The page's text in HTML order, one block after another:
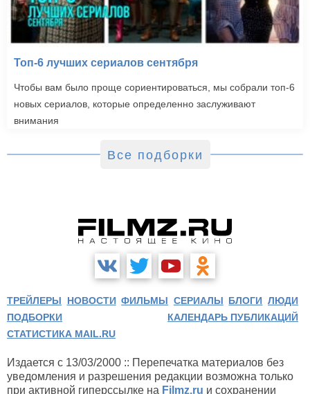
Топ-6 лучших сериалов сентября
Чтобы вам было проще сориентироваться, мы собрали топ-6
новых сериалов, которые определенно заслуживают
внимания
Все подборки
ТРЕЙЛЕРЫ НОВОСТИ ФИЛЬМЫ СЕРИАЛЫ БЛОГИ ЛЮДИ
ПОДБОРКИ
КАЛЕНДАРЬ ПУБЛИКАЦИЙ
СТАТИСТИКА MAIL.RU
Издается с 13/03/2000 :: Перепечатка материалов без
уведомления и разрешения редакции возможна только
при активной гиперссылке на Filmz.ru и сохранении